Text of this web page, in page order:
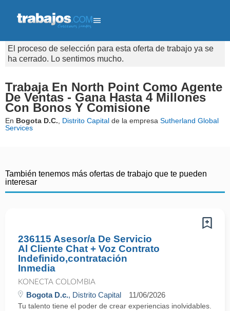
El proceso de selección para esta oferta de trabajo ya se
ha cerrado. Lo sentimos mucho.
Trabaja En North Point Como Agente
De Ventas - Gana Hasta 4 Millones
Con Bonos Y Comisione
En Bogota D.C. Distrito Capital de la empresa Sutherland Global
Services
También tenemos más ofertas de trabajo que te pueden
interesar
236115 Asesor/a De Servicio
Al Cliente Chat + Voz Contrato
Indefinido,contratación
Inmedia
KONECTA COLOMBIA
Bogota D.c., Distrito Capital 11/06/2026
Tu talento tiene el poder de crear experiencias inolvidables.